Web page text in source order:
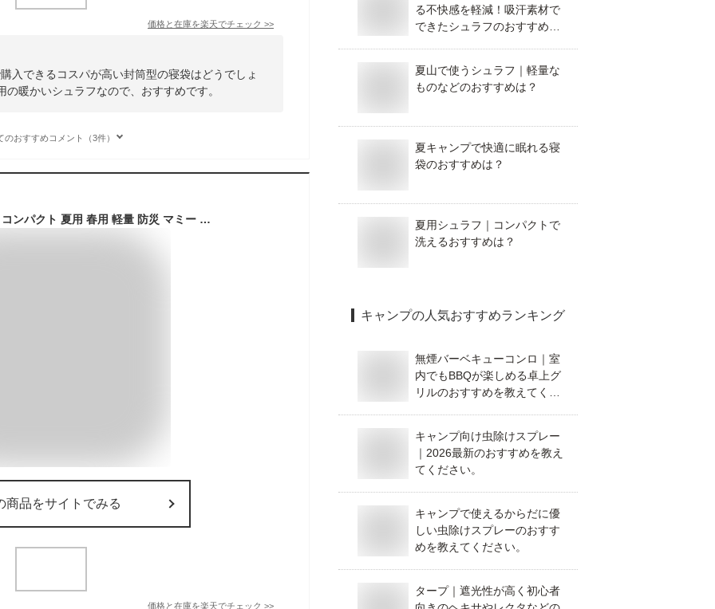
価格と在庫を楽天でチェック >>
入できるコスパが高い封筒型の寝袋はどうでしょ
暖かいシュラフなので、おすすめです。
のおすすめコメント（3件）
寝袋 シュラフ 洗える コンパクト 夏用 春用 軽量 防災 マミー 型 寝袋 マット 封筒型 軽量 連結 防寒 大人 登山 キャンプ レジャー 布団 アウトドア 車中泊 防災 節電 春 秋 冬 3シーズン AT02
商品をサイトでみる
価格と在庫を楽天でチェック >>
る不快感を軽減！吸汗素材で
できたシュラフのおすすめ
夏山で使うシュラフ｜軽量な
ものなどのおすすめは？
夏キャンプで快適に眠れる寝
袋のおすすめは？
夏用シュラフ｜コンパクトで
洗えるおすすめは？
キャンプの人気おすすめランキング
無煙バーベキューコンロ｜室
内でもBBQが楽しめる卓上グ
リルのおすすめを教えてくだ
キャンプ向け虫除けスプレー
｜2026最新のおすすめを教え
てください。
キャンプで使えるからだに優
しい虫除けスプレーのおすす
めを教えてください。
タープ｜遮光性が高く初心者